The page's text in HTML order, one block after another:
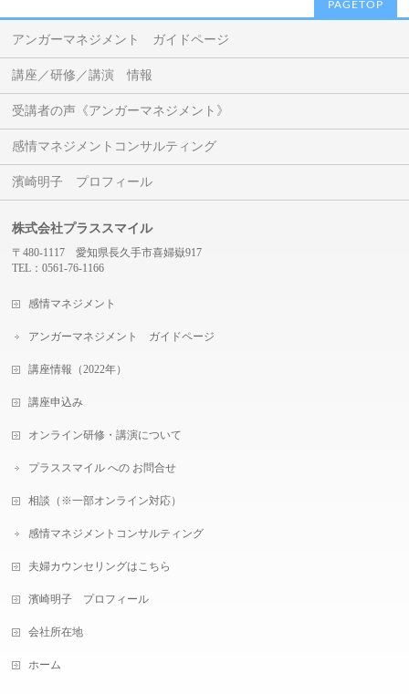
PAGETOP
アンガーマネジメント ガイドページ
講座／研修／講演 情報
受講者の声《アンガーマネジメント》
感情マネジメントコンサルティング
濱崎明子 プロフィール
株式会社プラススマイル
〒480-1117 愛知県長久手市喜婦嶽917
TEL：0561-76-1166
感情マネジメント
アンガーマネジメント ガイドページ
講座情報（2022年）
講座申込み
オンライン研修・講演について
プラススマイル への お問合せ
相談（※一部オンライン対応）
感情マネジメントコンサルティング
夫婦カウンセリングはこちら
濱崎明子 プロフィール
会社所在地
ホーム